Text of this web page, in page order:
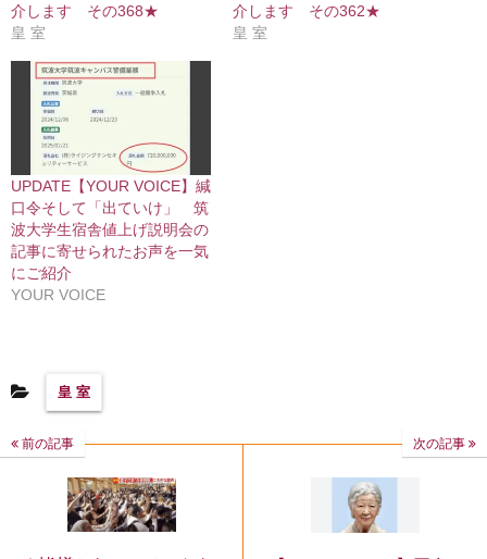
介します その368★
皇 室
介します その362★
皇 室
UPDATE【YOUR VOICE】緘
口令そして「出ていけ」 筑
波大学生宿舎値上げ説明会の
記事に寄せられたお声を一気
にご紹介
YOUR VOICE
皇 室
前の記事 次の記事